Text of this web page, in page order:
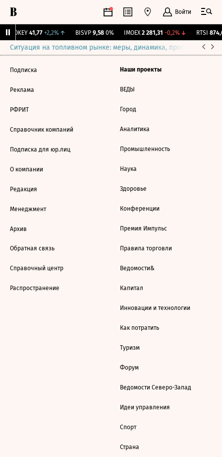
Войти
OKEY 41,77 +2,2%↑ BISVP 9,58 0% IMOEX 2 281,31 -0,2%↓ RTSI
Ситуация на топливном рынке: меры, динамика, прогнозы
Подписка
Реклама
РФРИТ
Справочник компаний
Подписка для юр.лиц
О компании
Редакция
Менеджмент
Архив
Обратная связь
Справочный центр
Распространение
Наши проекты
ВЕДЫ
Город
Аналитика
Промышленность
Наука
Здоровье
Конференции
Премия Импульс
Правила торговли
Ведомости&
Капитал
Инновации и технологии
Как потратить
Туризм
Форум
Ведомости Северо-Запад
Идеи управления
Спорт
Страна